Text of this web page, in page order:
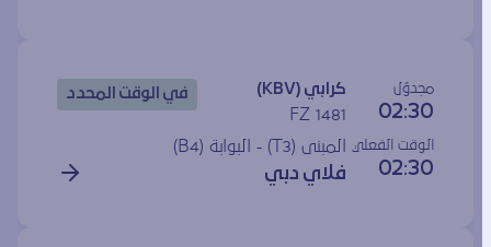
مجدوَل
02:30
كرابي (KBV)
FZ 1481
في الوقت المحدد
الوقت الفعلي
02:30
المبنى (T3) - البوابة ( B4
)
فلاي دبي